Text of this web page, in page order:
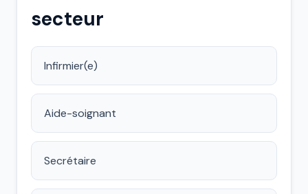
secteur
Infirmier(e)
Aide-soignant
Secrétaire